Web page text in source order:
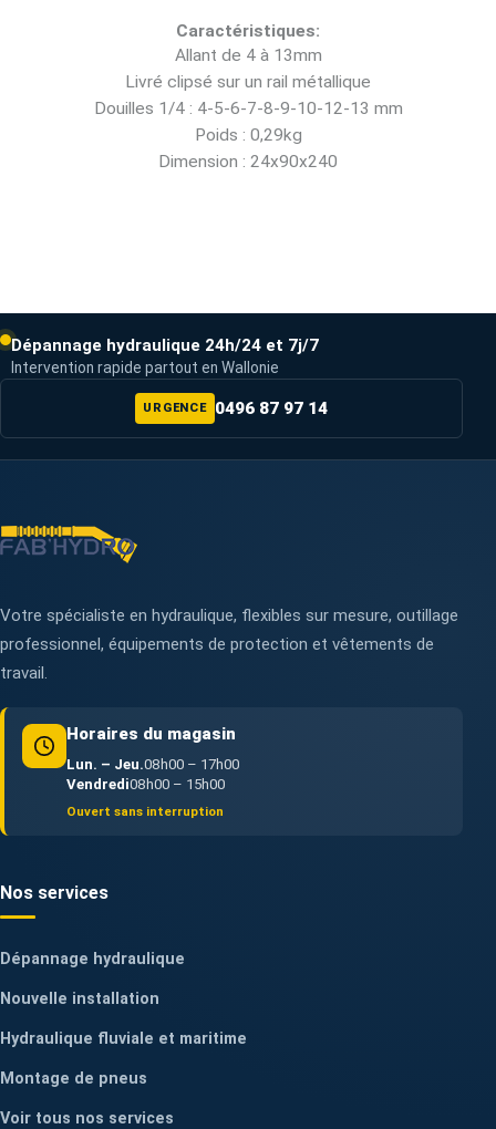
Caractéristiques:
Allant de 4 à 13mm
Livré clipsé sur un rail métallique
Douilles 1/4 : 4-5-6-7-8-9-10-12-13 mm
Poids : 0,29kg
Dimension : 24x90x240
Dépannage hydraulique 24h/24 et 7j/7
Intervention rapide partout en Wallonie
URGENCE 0496 87 97 14
Votre spécialiste en hydraulique, flexibles sur mesure, outillage
professionnel, équipements de protection et vêtements de
travail.
Horaires du magasin
Lun. – Jeu.08h00 – 17h00
Vendredi08h00 – 15h00
Ouvert sans interruption
Nos services
Dépannage hydraulique
Nouvelle installation
Hydraulique fluviale et maritime
Montage de pneus
Voir tous nos services